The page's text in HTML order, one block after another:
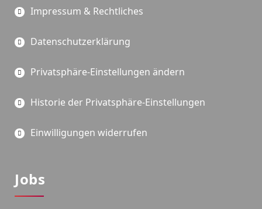
Impressum & Rechtliches
Datenschutzerklärung
Privatsphäre-Einstellungen ändern
Historie der Privatsphäre-Einstellungen
Einwilligungen widerrufen
Jobs